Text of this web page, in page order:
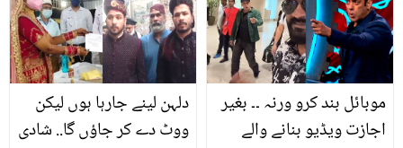
بنتی ہے؟ جانیں
دلہن لینے جارہا ہوں لیکن
ووٹ دے کر جاؤں گا.. شادی
موبائل بند کرو ورنہ ۔۔ بغیر
اجازت ویڈیو بنانے والے